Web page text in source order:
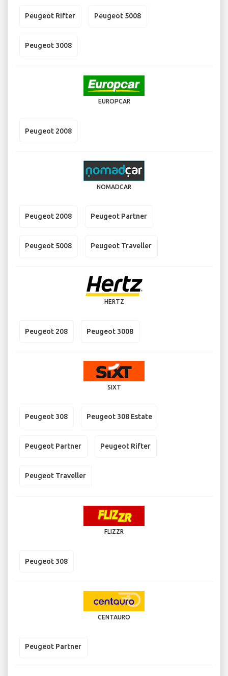
Peugeot Rifter Peugeot 5008
Peugeot 3008
EUROPCAR
Peugeot 2008
NOMADCAR
Peugeot 2008 Peugeot Partner
Peugeot 5008 Peugeot Traveller
HERTZ
Peugeot 208 Peugeot 3008
SIXT
Peugeot 308 Peugeot 308 Estate
Peugeot Partner Peugeot Rifter
Peugeot Traveller
FLIZZR
Peugeot 308
CENTAURO
Peugeot Partner